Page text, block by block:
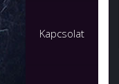
Kapcsolat